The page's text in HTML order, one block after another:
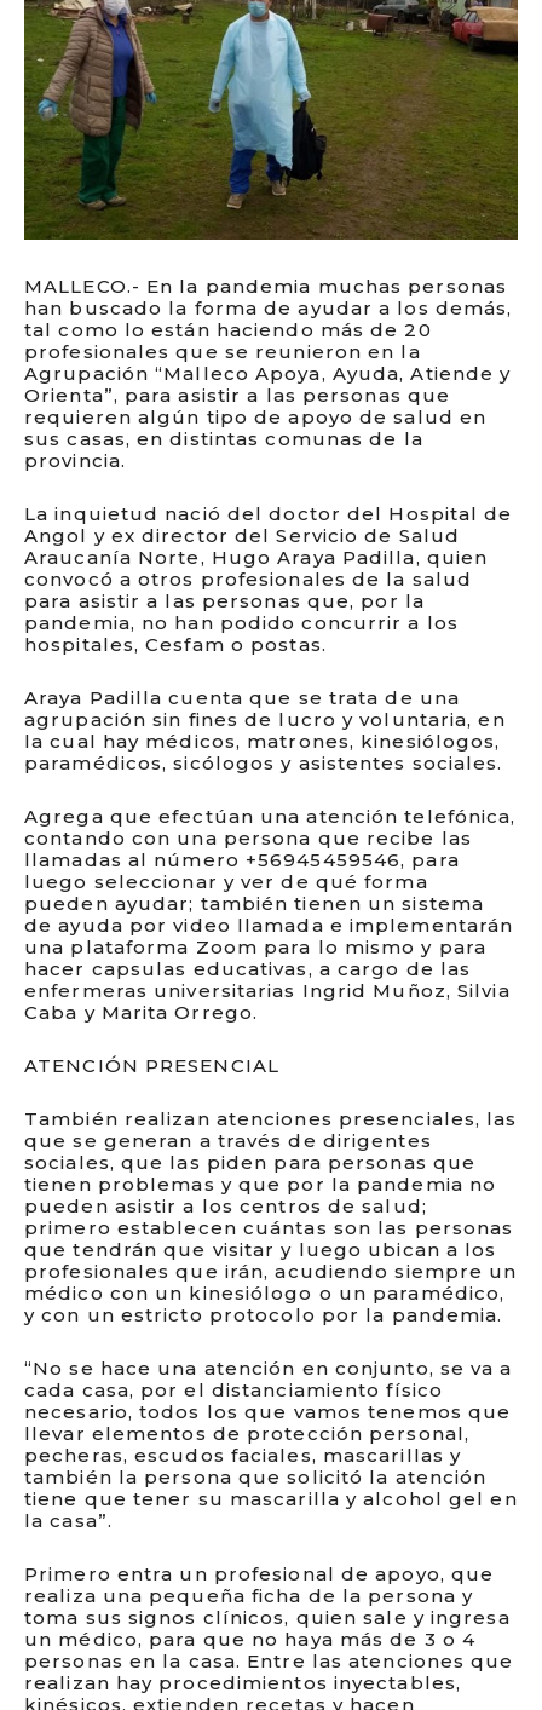
MALLECO.- En la pandemia muchas personas
han buscado la forma de ayudar a los demás,
tal como lo están haciendo más de 20
profesionales que se reunieron en la
Agrupación “Malleco Apoya, Ayuda, Atiende y
Orienta”, para asistir a las personas que
requieren algún tipo de apoyo de salud en
sus casas, en distintas comunas de la
provincia.
La inquietud nació del doctor del Hospital de
Angol y ex director del Servicio de Salud
Araucanía Norte, Hugo Araya Padilla, quien
convocó a otros profesionales de la salud
para asistir a las personas que, por la
pandemia, no han podido concurrir a los
hospitales, Cesfam o postas.
Araya Padilla cuenta que se trata de una
agrupación sin fines de lucro y voluntaria, en
la cual hay médicos, matrones, kinesiólogos,
paramédicos, sicólogos y asistentes sociales.
Agrega que efectúan una atención telefónica,
contando con una persona que recibe las
llamadas al número +56945459546, para
luego seleccionar y ver de qué forma
pueden ayudar; también tienen un sistema
de ayuda por video llamada e implementarán
una plataforma Zoom para lo mismo y para
hacer capsulas educativas, a cargo de las
enfermeras universitarias Ingrid Muñoz, Silvia
Caba y Marita Orrego.
ATENCIÓN PRESENCIAL
También realizan atenciones presenciales, las
que se generan a través de dirigentes
sociales, que las piden para personas que
tienen problemas y que por la pandemia no
pueden asistir a los centros de salud;
primero establecen cuántas son las personas
que tendrán que visitar y luego ubican a los
profesionales que irán, acudiendo siempre un
médico con un kinesiólogo o un paramédico,
y con un estricto protocolo por la pandemia.
“No se hace una atención en conjunto, se va a
cada casa, por el distanciamiento físico
necesario, todos los que vamos tenemos que
llevar elementos de protección personal,
pecheras, escudos faciales, mascarillas y
también la persona que solicitó la atención
tiene que tener su mascarilla y alcohol gel en
la casa”.
Primero entra un profesional de apoyo, que
realiza una pequeña ficha de la persona y
toma sus signos clínicos, quien sale y ingresa
un médico, para que no haya más de 3 o 4
personas en la casa. Entre las atenciones que
realizan hay procedimientos inyectables,
kinésicos, extienden recetas y hacen